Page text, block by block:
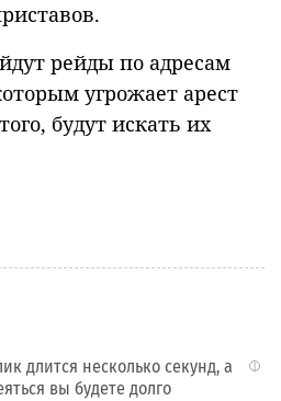
рейды по адресам
угрожает арест
будут искать их
i
длится несколько секунд, а
вы будете долго